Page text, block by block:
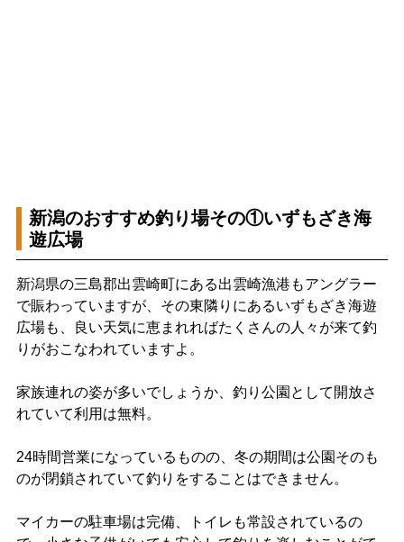
新潟のおすすめ釣り場その①いずもざき海
遊広場
新潟県の三島郡出雲崎町にある出雲崎漁港もアングラー
で賑わっていますが、その東隣りにあるいずもざき海遊
広場も、良い天気に恵まれればたくさんの人々が来て釣
りがおこなわれていますよ。
家族連れの姿が多いでしょうか、釣り公園として開放さ
れていて利用は無料。
24時間営業になっているものの、冬の期間は公園そのも
のが閉鎖されていて釣りをすることはできません。
マイカーの駐車場は完備、トイレも常設されているの